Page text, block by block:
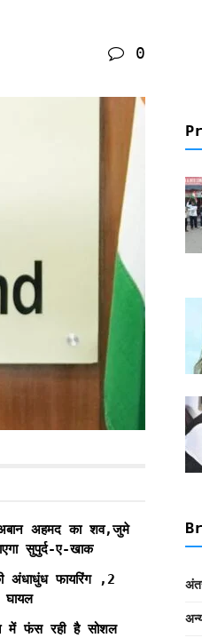
0
अबान अहमद का शव,जुमे
सुपुर्द-ए-खाक
अंधाधुंध फायरिंग ,2
में फंस रही है सोशल